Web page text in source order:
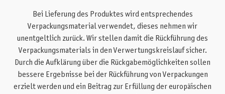
Bei Lieferung des Produktes wird entsprechendes
Verpackungsmaterial verwendet, dieses nehmen wir
unentgeltlich zurück. Wir stellen damit die Rückführung des
Verpackungsmaterials in den Verwertungskreislauf sicher.
Durch die Aufklärung über die Rückgabemöglichkeiten sollen
bessere Ergebnisse bei der Rückführung von Verpackungen
erzielt werden und ein Beitrag zur Erfüllung der europäischen